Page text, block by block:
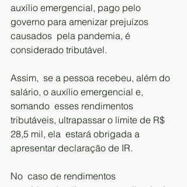
auxílio emergencial, pago pelo
governo para amenizar prejuízos
causados  pela pandemia, é
considerado tributável.
Assim,  se a pessoa recebeu, além do
salário, o auxílio emergencial e,
somando  esses rendimentos
tributáveis, ultrapassar o limite de R$
28,5 mil, ela  estará obrigada a
apresentar declaração de IR.
No  caso de rendimentos